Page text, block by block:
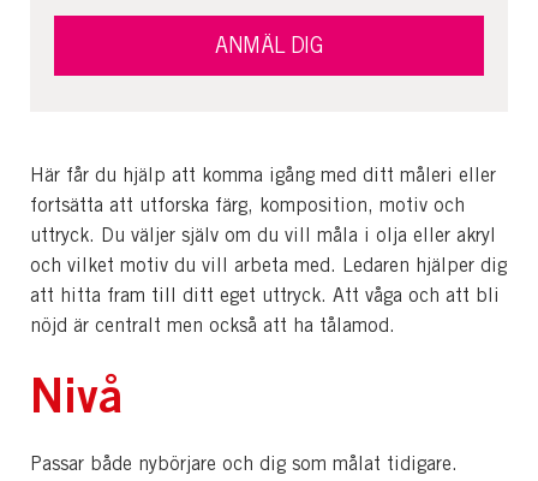
Här får du hjälp att komma igång med ditt måleri eller
fortsätta att utforska färg, komposition, motiv och
uttryck. Du väljer själv om du vill måla i olja eller akryl
och vilket motiv du vill arbeta med. Ledaren hjälper dig
att hitta fram till ditt eget uttryck. Att våga och att bli
nöjd är centralt men också att ha tålamod.
Nivå
Passar både nybörjare och dig som målat tidigare.
ANMÄL DIG